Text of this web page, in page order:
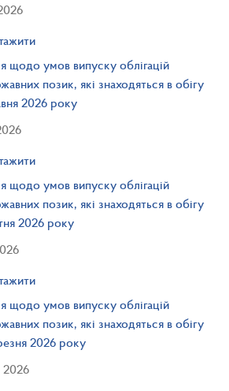
щодо умов випуску облігацій
позик, які знаходяться в обігу
2026 року
щодо умов випуску облігацій
позик, які знаходяться в обігу
2026 року
щодо умов випуску облігацій
позик, які знаходяться в обігу
2026 року
2026